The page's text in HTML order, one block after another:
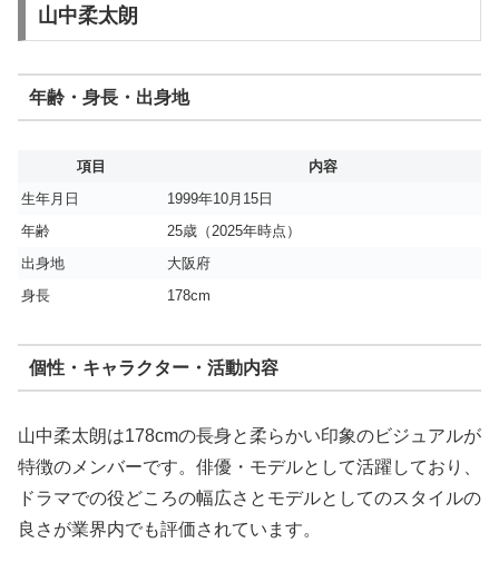
山中柔太朗
年齢・身長・出身地
項目
内容
生年月日
1999年10月15日
年齢
25歳（2025年時点）
出身地
大阪府
身長
178cm
個性・キャラクター・活動内容
山中柔太朗は178cmの長身と柔らかい印象のビジュアルが
特徴のメンバーです。俳優・モデルとして活躍しており、
ドラマでの役どころの幅広さとモデルとしてのスタイルの
良さが業界内でも評価されています。